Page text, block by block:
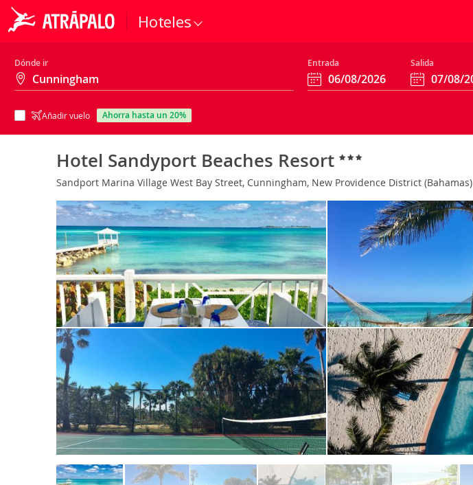
Hoteles
Dónde ir Entrada Salida
Añadir vuelo ahorra hasta un 20%
Hotel Sandyport Beaches Resort
Sandport Marina Village West Bay Street, Cunningham, New Providence District (Bahamas)